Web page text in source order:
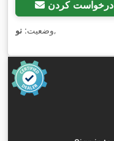
درخواست کردن
وضعیت: نو ,